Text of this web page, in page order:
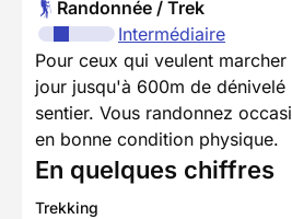
Randonnée / Trek
Intermédiaire
Pour ceux qui veulent
jour jusqu'à 600m de
sentier. Vous randonnez
en bonne condition physique.
En quelques chiffres
Trekking